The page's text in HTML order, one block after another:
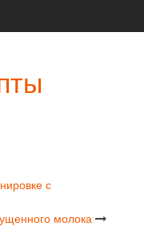
с
молока